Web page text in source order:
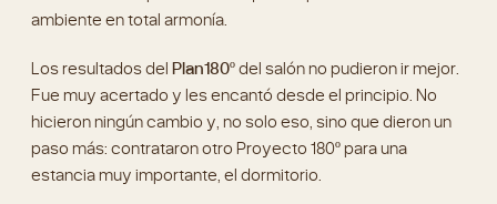
hicieron ningún cambio y, no solo eso, sino que dieron un
paso más: contrataron otro Proyecto 180º para una
estancia muy importante, el dormitorio.